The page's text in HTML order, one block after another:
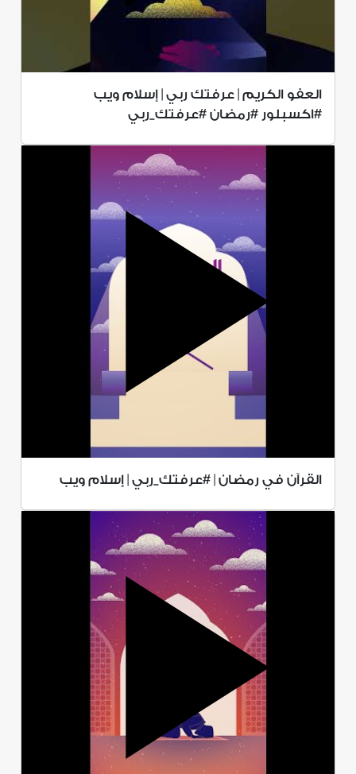
العفو الكريم | عرفتك ربي | إسلام ويب
#اكسبلور #رمضان #عرفتك_ربي
القرآن في رمضان | #عرفتك_ربي | إسلام ويب